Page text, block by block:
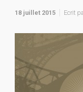
18 juillet 2015 Ecrit